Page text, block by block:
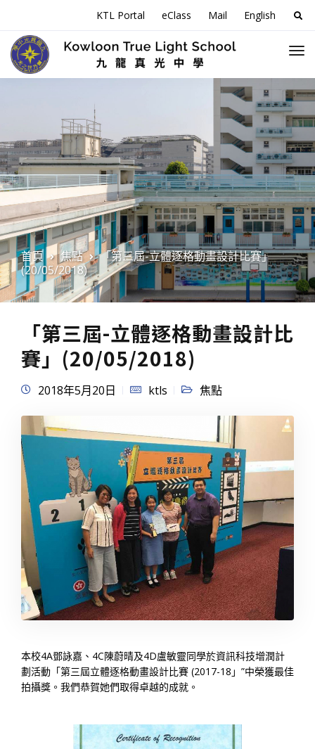
KTL Portal eClass Mail English
搜
尋
關
於
首頁 焦點
「第三屆-立體逐格動畫設計比賽」
(20/05/2018)
「第三屆-立體逐格動畫設計比
賽」(20/05/2018)
2018年5月20日 ktls 焦點
本校4A鄧詠嘉、4C陳蔚晴及4D盧敏靈同學於資訊科技增潤計
劃活動「第三屆立體逐格動畫設計比賽 (2017-18」”中榮獲最佳
拍攝獎。我們恭賀她們取得卓越的成就。